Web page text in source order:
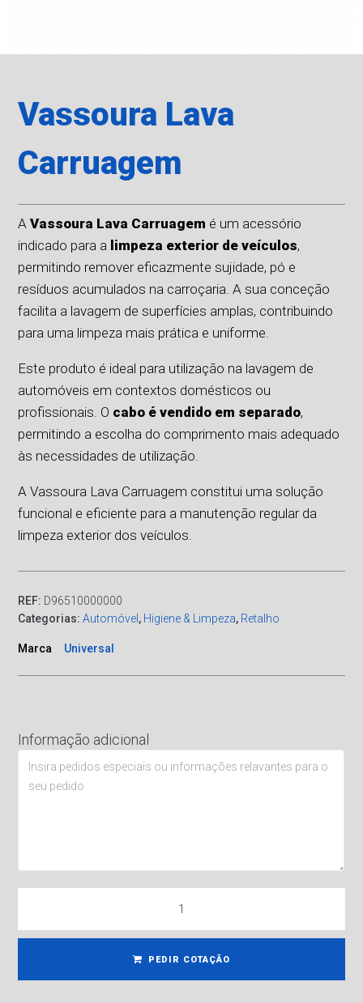
Vassoura Lava
Carruagem
AVassoura Lava Carruagem é um acessório
indicado para a limpeza exterior de veículos,
permitindo remover eficazmente sujidade, pó e
resíduos acumulados na carroçaria. A sua conceção
facilita a lavagem de superfícies amplas, contribuindo
para uma limpeza mais prática e uniforme.
Este produto é ideal para utilização na lavagem de
automóveis em contextos domésticos ou
profissionais. O cabo é vendido em separado,
permitindo a escolha do comprimento mais adequado
às necessidades de utilização.
A Vassoura Lava Carruagem constitui uma solução
funcional e eficiente para a manutenção regular da
limpeza exterior dos veículos.
REF: D96510000000
Categorias:Automóvel , Higiene & Limpeza, Retalho
Marca Universal
Informação adicional
PEDIR COTAÇÃO